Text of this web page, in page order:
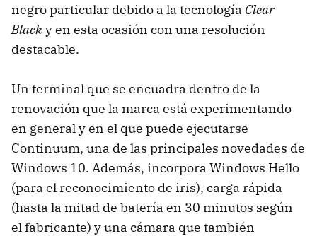
negro particular debido a la tecnología Clear
Blacky en esta ocasión con una resolución
destacable.
Un terminal que se encuadra dentro de la
renovación que la marca está experimentando
en general y en el que puede ejecutarse
Continuum, una de las principales novedades de
Windows 10. Además, incorpora Windows Hello
(para el reconocimiento de iris), carga rápida
(hasta la mitad de batería en 30 minutos según
el fabricante) y una cámara que también